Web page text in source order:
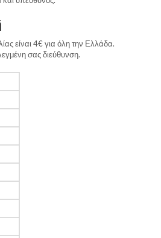
είναι 4€ για όλη την Ελλάδα.
σας διεύθυνση.